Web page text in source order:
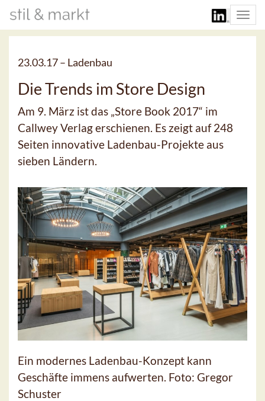
23.03.17 – Ladenbau
Die Trends im Store Design
Am 9. März ist das „Store Book 2017“ im
Callwey Verlag erschienen. Es zeigt auf 248
Seiten innovative Ladenbau-Projekte aus
sieben Ländern.
Ein modernes Ladenbau-Konzept kann
Geschäfte immens aufwerten. Foto: Gregor
Schuster